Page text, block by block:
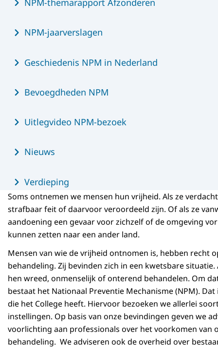
NPM-themarapport Afzonderen
NPM-jaarverslagen
Geschiedenis NPM in Nederland
Bevoegdheden NPM
Uitlegvideo NPM-bezoek
Nieuws
Verdieping
Soms ontnemen we mensen hun vrijheid. Als ze
strafbaar feit of daarvoor veroordeeld zijn. Of als ze
aandoening een gevaar voor zichzelf of de omgeving
kunnen zetten naar een ander land.
Mensen van wie de vrijheid ontnomen is, hebben recht
behandeling. Zij bevinden zich in een kwetsbare
hen wreed, onmenselijk of onterend behandelen. Om
bestaat het Nationaal Preventie Mechanisme (NPM).
die het College heeft. Hiervoor bezoeken we allerlei
instellingen. Op basis van onze bevindingen geven we
voorlichting aan professionals over het voorkomen van
behandeling. We adviseren ook de overheid over